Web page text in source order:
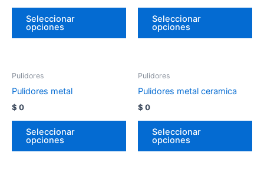
Seleccionar
opciones
Seleccionar
opciones
Pulidores
Pulidores metal
$ 0
Seleccionar
opciones
Pulidores
Pulidores metal ceramica
$ 0
Seleccionar
opciones